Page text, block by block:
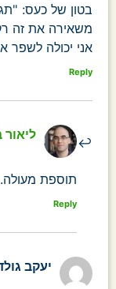
בטון של כעס:
משאירה את זה
אני יכולה לשפר
Reply
ליאור
תוספת
Reply
יעקב